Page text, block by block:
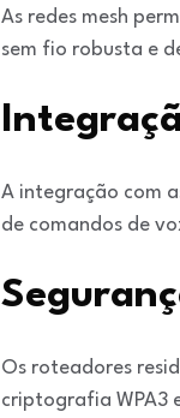
As redes mesh
sem fio robusta e
A integração com
de comandos de
Os roteadores
criptografia WPA3